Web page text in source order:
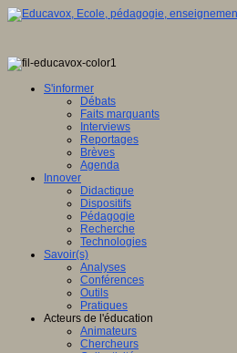
S'informer
Débats
Faits marquants
Interviews
Reportages
Brèves
Agenda
Innover
Didactique
Dispositifs
Pédagogie
Recherche
Technologies
Savoir(s)
Analyses
Conférences
Outils
Pratiques
Acteurs de l'éducation
Animateurs
Chercheurs